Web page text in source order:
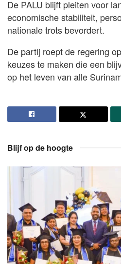
De PALU blijft pleiten voor
economische stabiliteit,
nationale trots bevordert.
De partij roept de regering
keuzes te maken die een
op het leven van alle
Blijf op de hoogte